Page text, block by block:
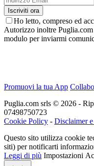
Ho letto, compreso ed
Autorizzo inoltre
modulo per inviarmi
Promuovi la tua App
Puglia.com srls © 2026 -
07498750723
Cookie Policy - Disclaimer
Questo sito utilizza cookie
siti) per notificarti
Leggi di più Impostazioni